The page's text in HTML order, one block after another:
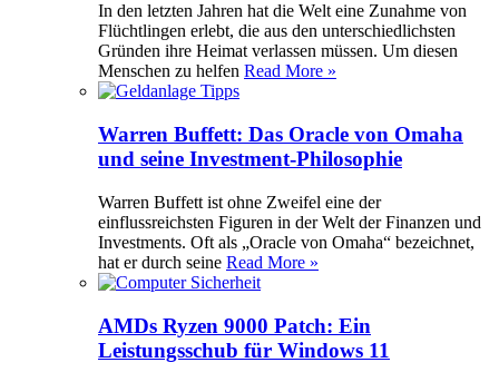
In den letzten Jahren hat die Welt eine Zunahme von
Flüchtlingen erlebt, die aus den unterschiedlichsten
Gründen ihre Heimat verlassen müssen. Um diesen
Menschen zu helfen Read More »
Warren Buffett: Das Oracle von Omaha
und seine Investment-Philosophie
Warren Buffett ist ohne Zweifel eine der
einflussreichsten Figuren in der Welt der Finanzen und
Investments. Oft als „Oracle von Omaha“ bezeichnet,
hat er durch seine Read More »
AMDs Ryzen 9000 Patch: Ein
Leistungsschub für Windows 11